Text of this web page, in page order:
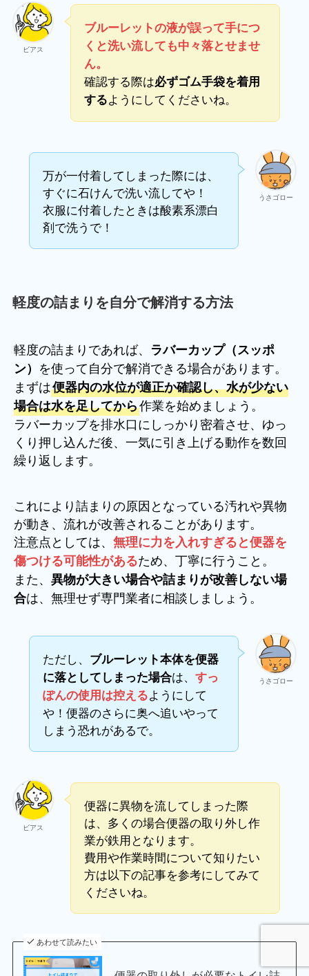
ビアス
ブルーレットの液が誤って手につ
くと洗い流しても中々落とせませ
ん。
確認する際は必ずゴム手袋を着用
するようにしてくださいね。
うさゴロー
万が一付着してしまった際には、
すぐに石けんで洗い流してや！
衣服に付着したときは酸素系漂白
剤で洗うで！
軽度の詰まりを自分で解消する方法
軽度の詰まりであれば、 ラバーカップ（スッポ
ン） を使って自分で解消できる場合があります。
まずは便器内の水位が適正か確認し、水が少ない
場合は水を足してから作業を始めましょう。
ラバーカップを排水口にしっかり密着させ、ゆっ
くり押し込んだ後、一気に引き上げる動作を数回
繰り返します。
これにより詰まりの原因となっている汚れや異物
が動き、流れが改善されることがあります。
注意点としては、 無理に力を入れすぎると便器を
傷つける可能性があるため、丁寧に行うこと。
また、 異物が大きい場合や詰まりが改善しない場
合は、無理せず専門業者に相談しましょう。
うさゴロー
ただし、 ブルーレット本体を便器
に落としてしまった場合は、 すっ
ぽんの使用は控えるようにして
や！便器のさらに奥へ追いやって
しまう恐れがあるで。
ビアス
便器に異物を流してしまった際
は、多くの場合便器の取り外し作
業が鉄用となります。
費用や作業時間について知りたい
方は以下の記事を参考にしてみて
くださいね。
あわせて読みたい